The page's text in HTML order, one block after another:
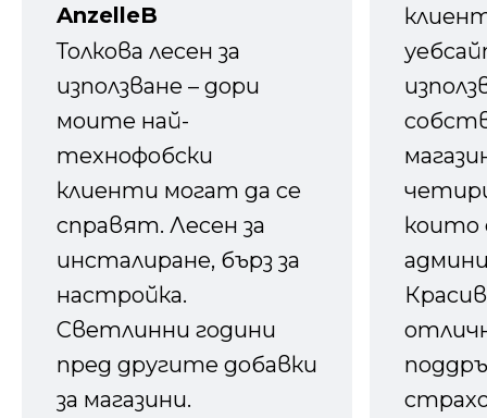
AnzelleB
Толкова лесен за
използване – дори
моите най-
технофобски
клиенти могат да се
справят. Лесен за
инсталиране, бърз за
настройка.
Светлинни години
пред другите добавки
за магазини.
които